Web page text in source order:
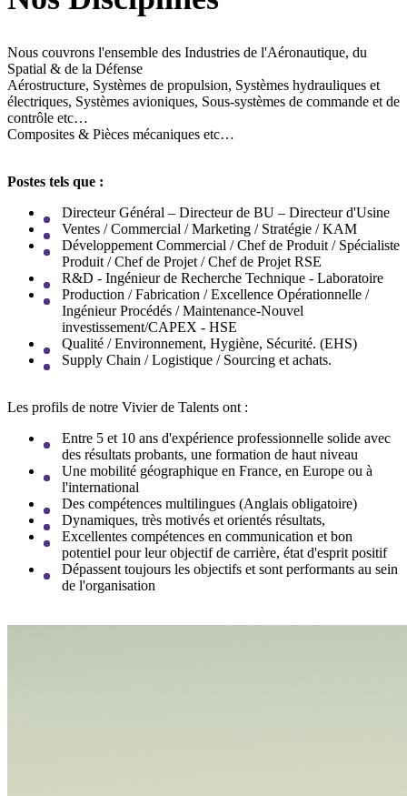
Nous couvrons l'ensemble des Industries de l'Aéronautique, du
Spatial & de la Défense
Aérostructure, Systèmes de propulsion, Systèmes hydrauliques et
électriques, Systèmes avioniques, Sous-systèmes de commande et de
contrôle etc…
Composites & Pièces mécaniques etc…
Postes tels que :
Directeur Général – Directeur de BU – Directeur d'Usine
Ventes / Commercial / Marketing / Stratégie / KAM
Développement Commercial / Chef de Produit / Spécialiste
Produit / Chef de Projet / Chef de Projet RSE
R&D - Ingénieur de Recherche Technique - Laboratoire
Production / Fabrication / Excellence Opérationnelle /
Ingénieur Procédés / Maintenance-Nouvel
investissement/CAPEX - HSE
Qualité / Environnement, Hygiène, Sécurité. (EHS)
Supply Chain / Logistique / Sourcing et achats.
Les profils de notre Vivier de Talents ont :
Entre 5 et 10 ans d'expérience professionnelle solide avec
des résultats probants, une formation de haut niveau
Une mobilité géographique en France, en Europe ou à
l'international
Des compétences multilingues (Anglais obligatoire)
Dynamiques, très motivés et orientés résultats,
Excellentes compétences en communication et bon
potentiel pour leur objectif de carrière, état d'esprit positif
Dépassent toujours les objectifs et sont performants au sein
de l'organisation